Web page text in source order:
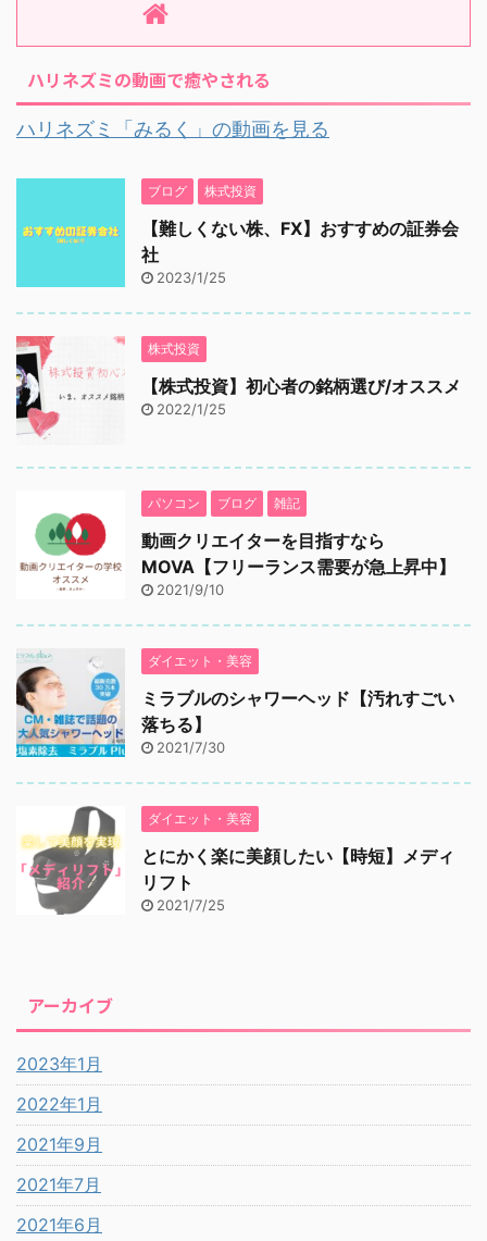
ハリネズミの動画で癒やされる
ハリネズミ「みるく」の動画を見る
ブログ 株式投資
【難しくない株、FX】おすすめの証券会
社
2023/1/25
株式投資
【株式投資】初心者の銘柄選び/オススメ
2022/1/25
パソコン ブログ 雑記
動画クリエイターを目指すなら
MOVA【フリーランス需要が急上昇中】
2021/9/10
ダイエット・美容
ミラブルのシャワーヘッド【汚れすごい
落ちる】
2021/7/30
ダイエット・美容
とにかく楽に美顔したい【時短】メディ
リフト
2021/7/25
アーカイブ
2023年1月
2022年1月
2021年9月
2021年7月
2021年6月